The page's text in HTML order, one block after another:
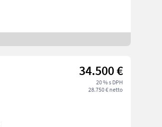
34.500 €
20 % s DPH
28.750 € netto